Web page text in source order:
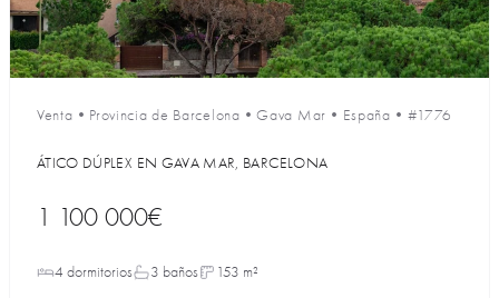
Venta • Provincia de Barcelona •Gava Mar • España • #1776
ÁTICO DÚPLEX EN GAVA MAR, BARCELONA
1 100 000€
4 dormitorios 3 baños 153 m²